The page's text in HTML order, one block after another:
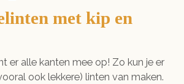
met kip en
er alle kanten mee op! Zo kun je er
ook lekkere) linten van maken.